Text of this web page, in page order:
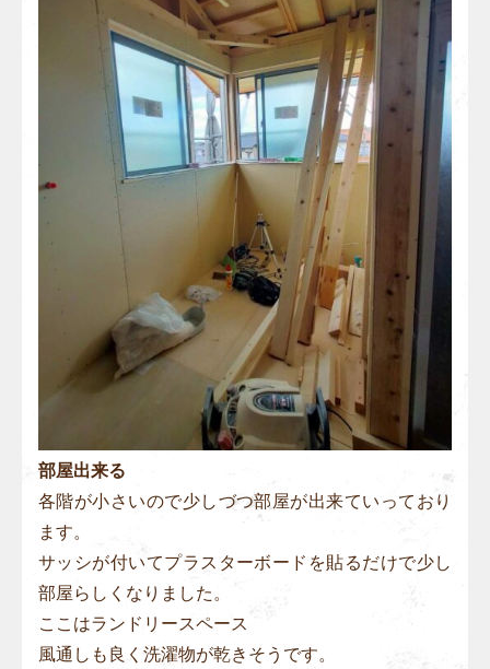
部屋出来る
各階が小さいので少しづつ部屋が出来ていっており
ます。
サッシが付いてプラスターボードを貼るだけで少し
部屋らしくなりました。
ここはランドリースペース
風通しも良く洗濯物が乾きそうです。